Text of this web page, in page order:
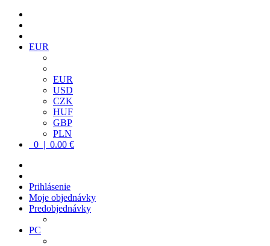
EUR
EUR
USD
CZK
HUF
GBP
PLN
0 | 0.00 €
Prihlásenie
Moje objednávky
Predobjednávky
PC